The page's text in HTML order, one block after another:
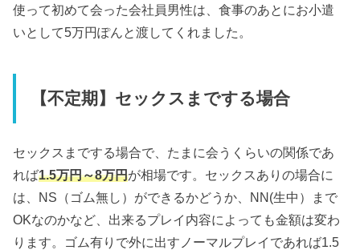
使って初めて会った会社員男性は、食事のあとにお小遣
いとして5万円ぽんと渡してくれました。
【不定期】セックスまでする場合
セックスまでする場合で、たまに会うくらいの関係であ
れば1.5万円～8万円が相場です。セックスありの場合に
は、NS（ゴム無し）ができるかどうか、NN(生中）まで
OKなのかなど、出来るプレイ内容によっても金額は変わ
ります。ゴム有りで外に出すノーマルプレイであれば1.5